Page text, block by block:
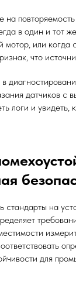
на
в один и тот
мотор, или когда
что
датчиков с
логи и увидеть,
стандарты на
для